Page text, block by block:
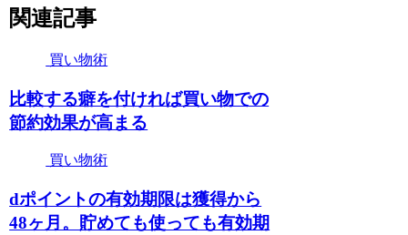
関連記事
買い物術
比較する癖を付ければ買い物での
節約効果が高まる
買い物術
dポイントの有効期限は獲得から
48ヶ月。貯めても使っても有効期